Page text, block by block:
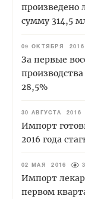
произведено
сумму 314,5
09 ОКТЯБРЯ 2016
За первые
28,5%
30 АВГУСТА 2016
Импорт
2016 года
02 МАЯ 2016
Импорт
первом